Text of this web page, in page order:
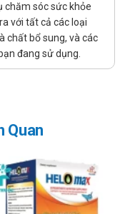
tàn nhang
giảm nội tiết tố nữ
chăm sóc sức khỏe
với tất cả các loại
chất bổ sung, và các
đang sử dụng.
Quan